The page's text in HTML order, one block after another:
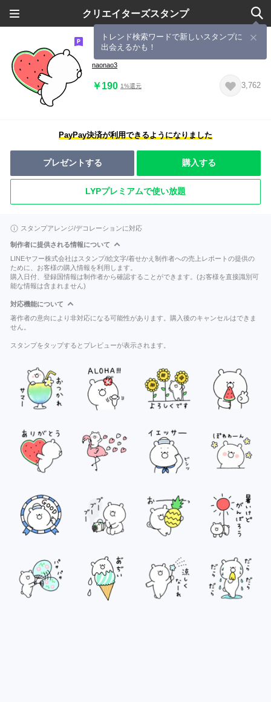
クリエイターズスタンプ
トレンド検索ワードで新しいスタンプに
出会えるかも！
【ゆる手書き】夏に使えるくまさん
naonao3
￥190 1%還元 3,762
PayPay決済が利用できるようになりました
プレゼントする 購入する
LYPプレミアムで使い放題
スタンプアレンジ/デコレーションに対応
制作者に提供される情報について
LINEヤフー株式会社はスタンプ/絵文字/着せかえ制作者への売上レポートの提供の
ために、お客様の購入情報を利用します。
購入日付、登録国情報は制作者から確認することができます。(お客様を直接識別可
能な情報は含まれません)
対応機能について
著作者の意向により非対応になる可能性があります。購入後のキャンセルはできま
せん。
スタンプをタップするとプレビューが表示されます。